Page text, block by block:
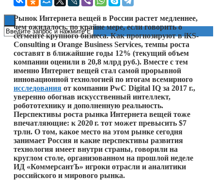
Рынок Интернета вещей в России растет медленнее,
чем ожидалось, по крайне мере, если говорить о
сегменте крупного бизнеса. Как прогнозируют в iKS-
Consulting и Orange Business Services, темпы роста
составят в ближайшие годы 12% (текущий объем
компании оценили в 20,8 млрд руб.). Вместе с тем
именно Интернет вещей стал самой прорывной
инновационной технологией по итогам всемирного
исследования от компании PwC Digital IQ за 2017 г.,
уверенно обогнав искусственный интеллект,
робототехнику и дополненную реальность.
Перспективы роста рынка Интернета вещей тоже
впечатляющие: к 2020 г. тот может превысить $7
трлн. О том, какое место на этом рынке сегодня
занимает Россия и какие перспективы развития
технология имеет внутри страны, говорили на
круглом столе, организованном на прошлой неделе
ИД «КоммерсантЪ» игроки отрасли и аналитики
российского и мирового рынка.